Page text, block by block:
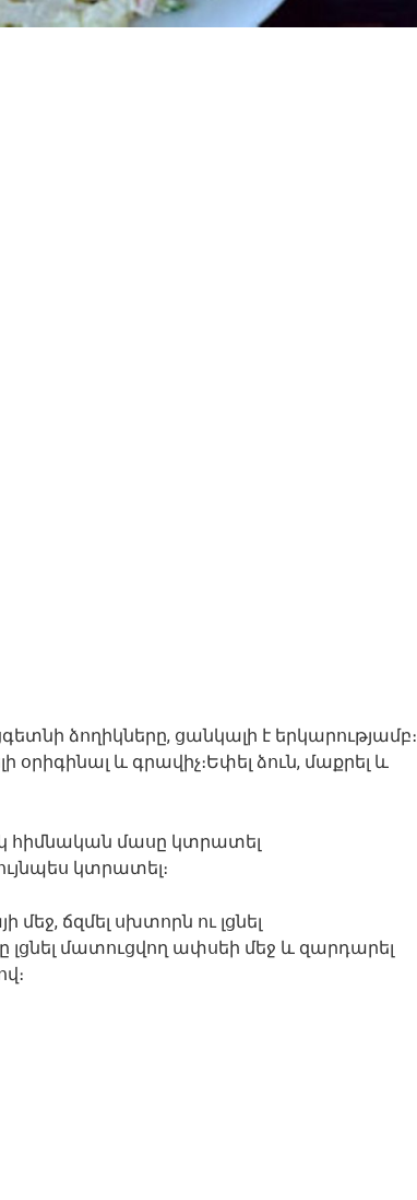
ձողիկները, ցանկալի է երկարությամբ։
օրիգինալ և գրավիչ։Եփել ձուն, մաքրել և
հիմնական մասը կտրատել
կտրատել։
մեջ, ճզմել սխտորն ու լցնել
լցնել մատուցվող ափսեի մեջ և զարդարել